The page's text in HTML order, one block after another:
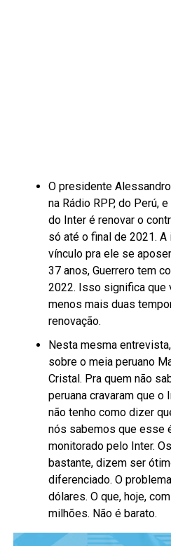
O presidente
na Rádio RPP, do Perú,
do Inter é renovar o
só até o final de 2021.
vínculo pra ele se
37 anos, Guerrero tem
2022. Isso significa que
menos mais duas
renovação.
Nesta mesma
sobre o meia peruano
Cristal. Pra quem não
peruana cravaram que o
não tenho como dizer
nós sabemos que esse
monitorado pelo Inter.
bastante, dizem ser
diferenciado. O
dólares. O que, hoje,
milhões. Não é barato.